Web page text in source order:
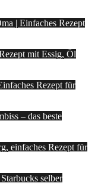
| Einfaches Rezept
mit Essig, Öl
Rezept für
– das beste
einfaches Rezept für
selber